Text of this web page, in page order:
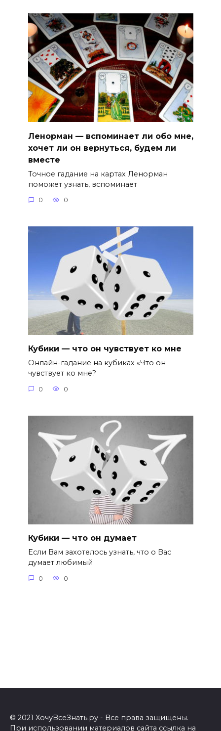
Ленорман — вспоминает ли обо мне,
хочет ли он вернуться, будем ли
вместе
Точное гадание на картах Ленорман
поможет узнать, вспоминает
0 0
Кубики — что он чувствует ко мне
Онлайн-гадание на кубиках «Что он
чувствует ко мне?
0 0
Кубики — что он думает
Если Вам захотелось узнать, что о Вас
думает любимый
0 0
© 2021 ХочуВсеЗнать.ру - Все права защищены.
При использовании материалов сайта ссылка на